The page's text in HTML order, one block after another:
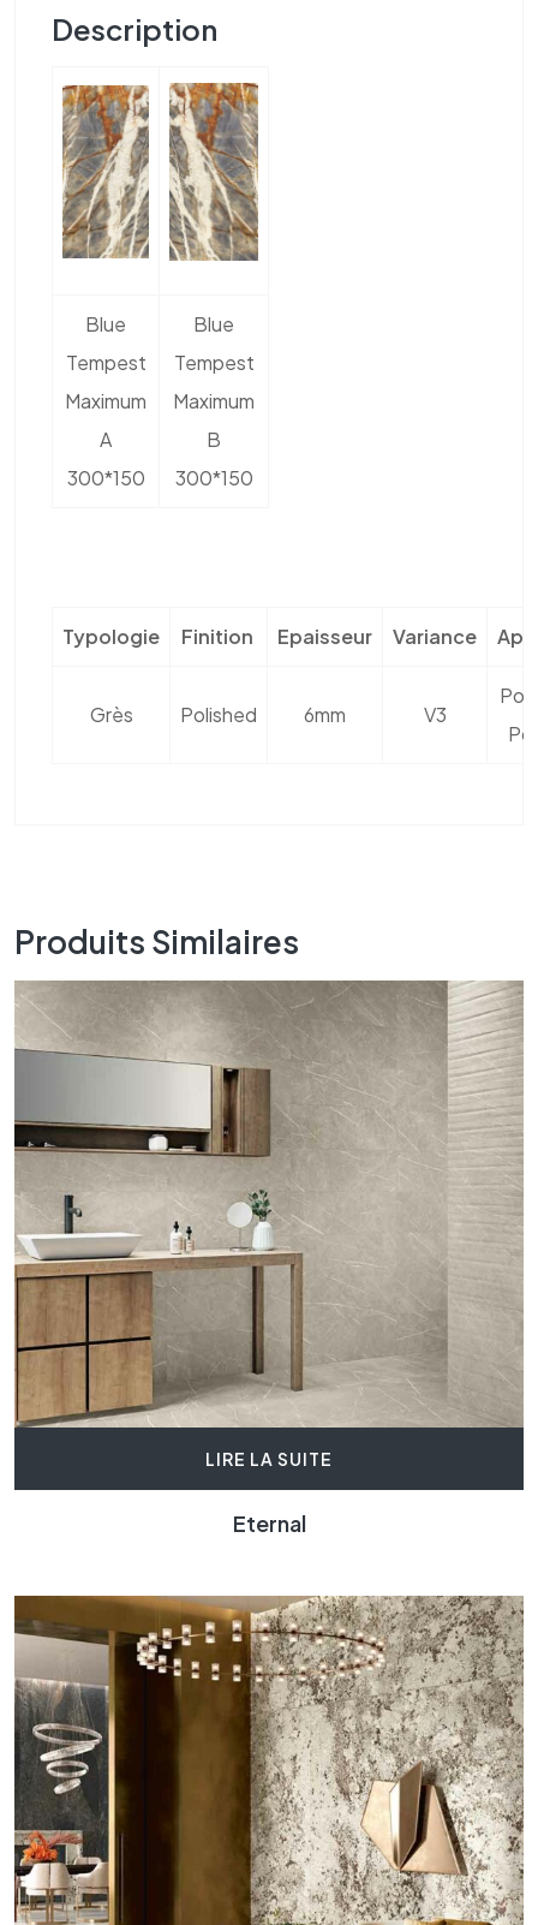
Description
Blue
Tempest
Maximum
A
300*150
Blue
Tempest
Maximum
B
300*150
Typologie Finition Epaisseur Variance
Grès Polished 6mm V3
Produits Similaires
LIRE LA SUITE
Eternal